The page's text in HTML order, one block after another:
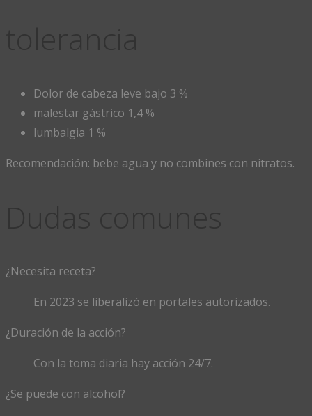
Dolor de cabeza leve bajo 3 %
malestar gástrico 1,4 %
lumbalgia 1 %
Recomendación: bebe agua y no combines con nitratos.
¿Necesita receta?
En 2023 se liberalizó en portales autorizados.
¿Duración de la acción?
Con la toma diaria hay acción 24/7.
¿Se puede con alcohol?